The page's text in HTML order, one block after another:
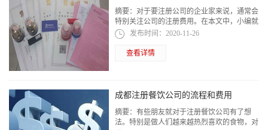
摘要： 对于要注册公司的企业家来说，通常会
特别关注公司的注册费用。在本文中，小编就
将特别分享注册公司的费用是多少和成都注册
发布时间：2020-11-26
查看详情
成都注册餐饮公司的流程和费用
摘要：有些朋友就对于注册餐饮公司有了想
法。特别是做人们越来越热烈喜欢的食物，对